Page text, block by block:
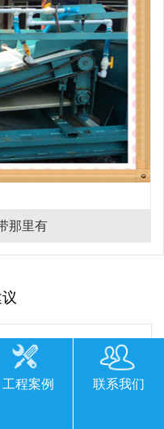
那里有
工程案例 联系我们